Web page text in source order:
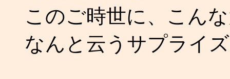
このご時世に、こん
なんと云うサプライ